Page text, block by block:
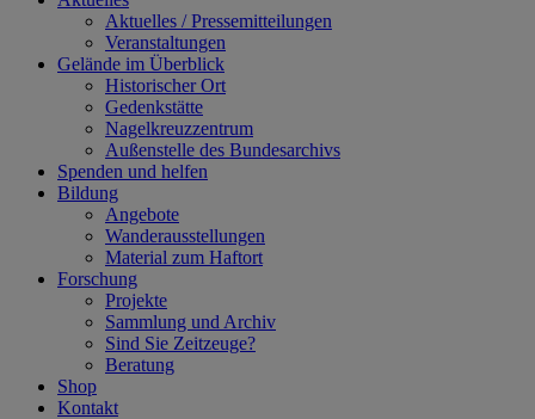
Aktuelles / Pressemitteilungen
Veranstaltungen
Gelände im Überblick
Historischer Ort
Gedenkstätte
Nagelkreuzzentrum
Außenstelle des Bundesarchivs
Spenden und helfen
Bildung
Angebote
Wanderausstellungen
Material zum Haftort
Forschung
Projekte
Sammlung und Archiv
Sind Sie Zeitzeuge?
Beratung
Shop
Kontakt